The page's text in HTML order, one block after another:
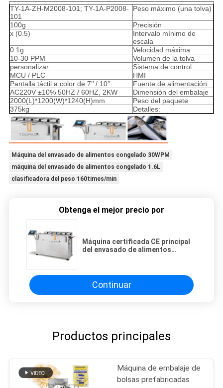
TY-1A-ZH-M2008-101; TY-1A-P2008-
101
Peso máximo (una tolva)
100g
Precisión
x (0.5)
Intervalo mínimo de
escala
0.1g
Velocidad máxima
10-30 PPM
Volumen de la tolva
personalizar
Sistema de control
MCU / PLC
HMI
Pantalla táctil a color de 7’’ / 10’’
Fuente de alimentación
AC220V ±10% 50HZ / 60HZ, 2KW
Dimensión del embalaje
2000(L)*1200(W)*1240(H)mm
Peso del paquete
375kg
Detalles:
Máquina del envasado de alimentos congelado 30WPM
máquina del envasado de alimentos congelado 1.6L
clasificadora del peso 160times/min
Obtenga el mejor precio por
Máquina certificada CE principal
del envasado de alimentos
Continuar
Productos principales
Máquina de embalaje de
bolsas prefabricadas